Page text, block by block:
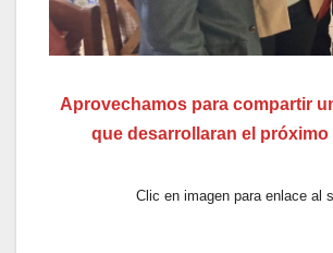
Aprovechamos para compartir
que desarrollaran el próximo
Clic en imagen para enlace al